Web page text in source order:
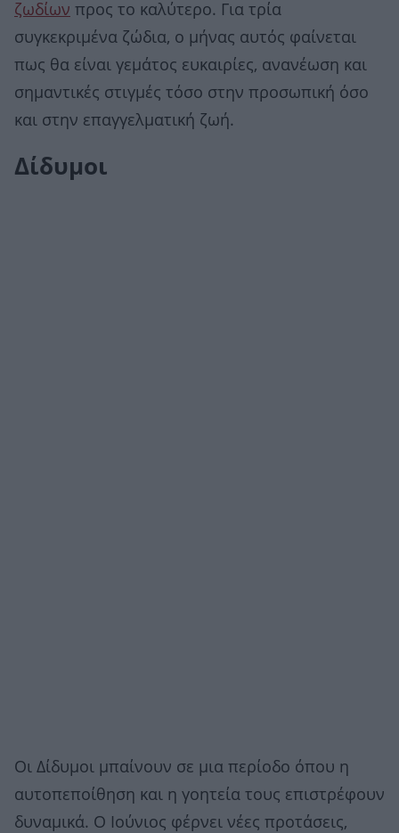
ζωδίων προς το καλύτερο. Για τρία
συγκεκριμένα ζώδια, ο μήνας αυτός φαίνεται
πως θα είναι γεμάτος ευκαιρίες, ανανέωση και
σημαντικές στιγμές τόσο στην προσωπική όσο
και στην επαγγελματική ζωή.
Δίδυμοι
Οι Δίδυμοι μπαίνουν σε μια περίοδο όπου η
αυτοπεποίθηση και η γοητεία τους επιστρέφουν
δυναμικά. Ο Ιούνιος φέρνει νέες προτάσεις,